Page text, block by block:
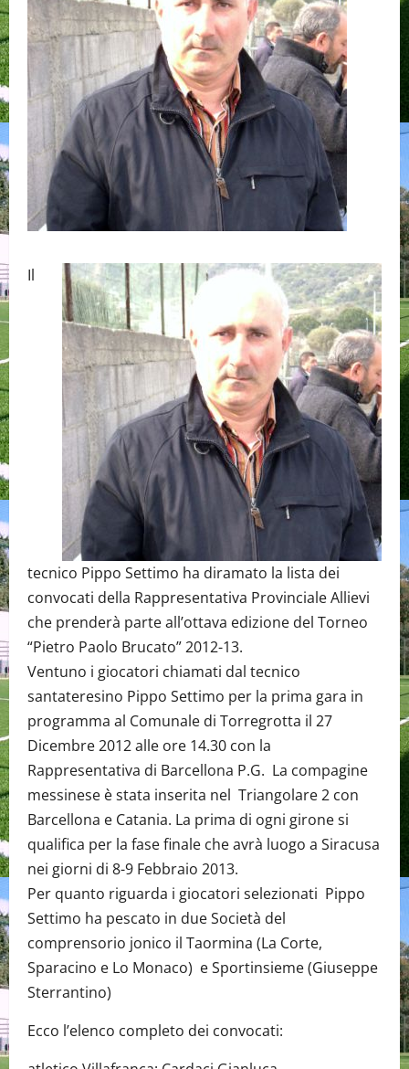
Il
tecnico Pippo Settimo ha diramato la lista dei
convocati della Rappresentativa Provinciale Allievi
che prenderà parte all’ottava edizione del Torneo
“Pietro Paolo Brucato” 2012-13.
Ventuno i giocatori chiamati dal tecnico
santateresino Pippo Settimo per la prima gara in
programma al Comunale di Torregrotta il 27
Dicembre 2012 alle ore 14.30 con la
Rappresentativa di Barcellona P.G. La compagine
messinese è stata inserita nel Triangolare 2 con
Barcellona e Catania. La prima di ogni girone si
qualifica per la fase finale che avrà luogo a Siracusa
nei giorni di 8-9 Febbraio 2013.
Per quanto riguarda i giocatori selezionati Pippo
Settimo ha pescato in due Società del
comprensorio jonico il Taormina (La Corte,
Sparacino e Lo Monaco) e Sportinsieme (Giuseppe
Sterrantino)
Ecco l’elenco completo dei convocati: